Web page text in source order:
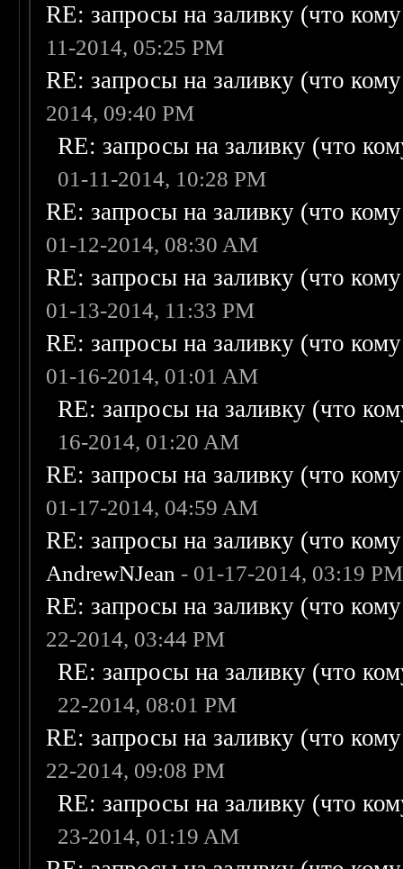
RE: запросы на заливку (что
11-2014, 05:25 PM
RE: запросы на заливку (что
2014, 09:40 PM
RE: запросы на заливку (что
01-11-2014, 10:28 PM
RE: запросы на заливку (что
01-12-2014, 08:30 AM
RE: запросы на заливку (что
01-13-2014, 11:33 PM
RE: запросы на заливку (что
01-16-2014, 01:01 AM
RE: запросы на заливку (что
16-2014, 01:20 AM
RE: запросы на заливку (что
01-17-2014, 04:59 AM
RE: запросы на заливку (что
AndrewNJean - 01-17-2014, 03:19 PM
RE: запросы на заливку (что
22-2014, 03:44 PM
RE: запросы на заливку (что
22-2014, 08:01 PM
RE: запросы на заливку (что
22-2014, 09:08 PM
RE: запросы на заливку (что
23-2014, 01:19 AM